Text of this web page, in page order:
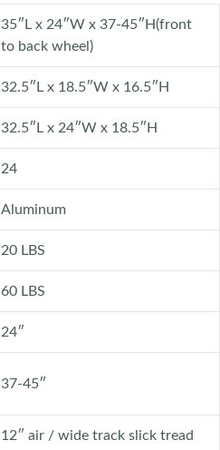
35″L x 24″W x 37-45″H(front
to back wheel)
32.5″L x 18.5″W x 16.5″H
32.5″L x 24″W x 18.5″H
24
Aluminum
20 LBS
60 LBS
24″
37-45″
12″ air / wide track slick tread